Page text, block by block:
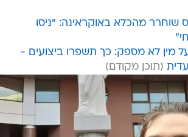
שוחרר מהכלא באוקראינה: "ניסו
מין לא מספק: כך תשפרו ביצועים -